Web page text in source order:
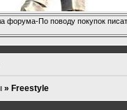
форума-По поводу покупок
» Freestyle